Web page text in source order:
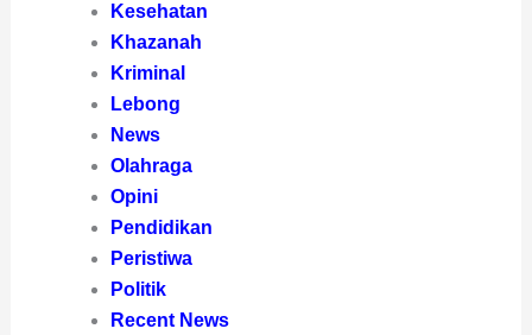
Kesehatan
Khazanah
Kriminal
Lebong
News
Olahraga
Opini
Pendidikan
Peristiwa
Politik
Recent News